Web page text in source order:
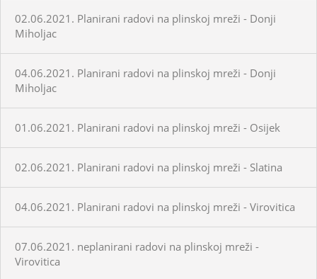
02.06.2021. Planirani radovi na plinskoj mreži - Donji
Miholjac
04.06.2021. Planirani radovi na plinskoj mreži - Donji
Miholjac
01.06.2021. Planirani radovi na plinskoj mreži - Osijek
02.06.2021. Planirani radovi na plinskoj mreži - Slatina
04.06.2021. Planirani radovi na plinskoj mreži - Virovitica
07.06.2021. neplanirani radovi na plinskoj mreži -
Virovitica